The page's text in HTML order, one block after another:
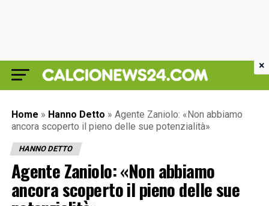
Home » Hanno Detto » Agente Zaniolo: «Non abbiamo
ancora scoperto il pieno delle sue potenzialità»
HANNO DETTO
Agente Zaniolo: «Non abbiamo
ancora scoperto il pieno delle sue
×